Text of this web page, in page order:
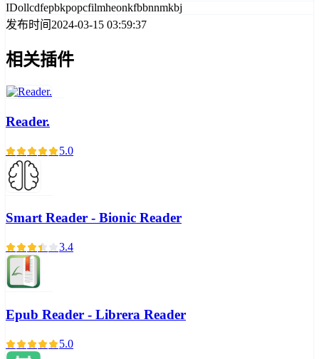
IDollcdfepbkpopcfilmheonkfbbnnmkbj
发布时间 2024-03-15 03:59:37
相关插件
Reader.
5.0
Smart Reader - Bionic Reader
3.4
Epub Reader - Librera Reader
5.0